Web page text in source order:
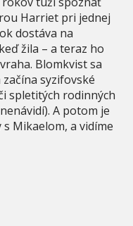
Harriet pri jednej
dostáva na
žila – a teraz ho
Blomkvist sa
syzifovské
spletitých rodinných
A potom je
Mikaelom, a vidíme